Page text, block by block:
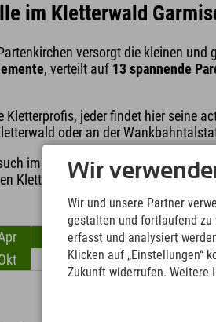
im Kletterwald
versorgt die kleinen
, verteilt auf 13 spannende
Kletterprofis, jeder findet hier seine
oder an der
im Kletterpark Garmisch-
Klettertag zu einem ultimativen
Jun
Dez
Wir
Wir und unsere Partner
gestalten und fortlaufend zu
erfasst und analysiert
Klicken auf „Einstellungen“
Zukunft widerrufen. Weitere